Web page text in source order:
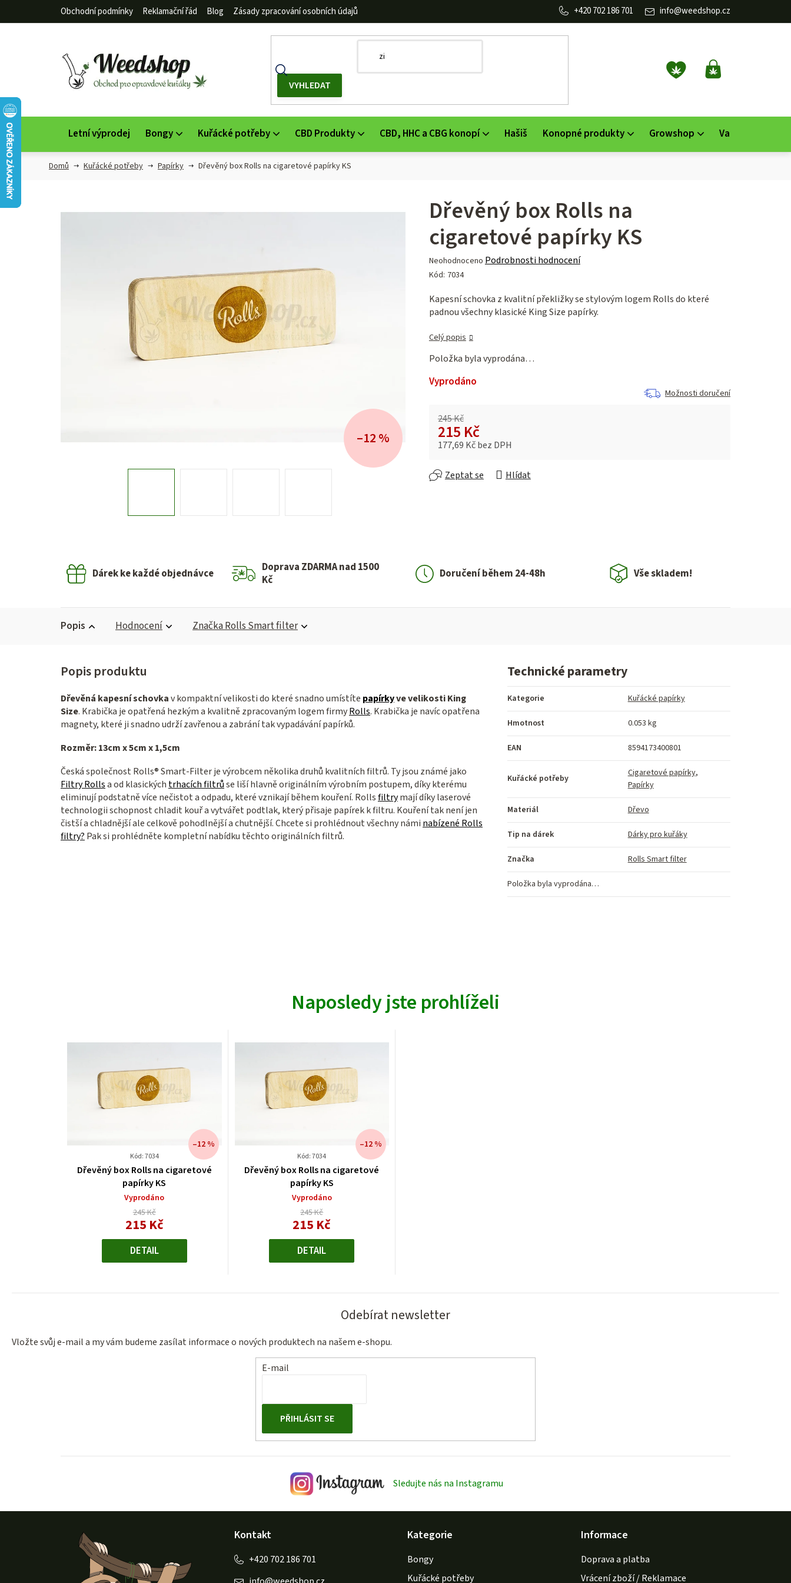
Obchodní podmínky Reklamační řád Blog Zásady zpracování osobních údajů info@weedshop.cz
702 186 701
NÁKUPNÍ
KOŠÍK
Letní výprodej Bongy Kuřácké potřeby CBD Produkty CBD, HHC a CBG konopí Hašiš Konopné produkty Growshop Vaporizéry
Domů Kuřácké potřeby Papírky Dřevěný box Rolls na cigaretové papírky KS
Dřevěný box Rolls na
cigaretové papírky KS
Průměrné
hodnocení
je
0,0
hvězdiček.
Neohodnoceno Podrobnosti hodnocení
Kód: 7034
Kapesní schovka z kvalitní překližky se stylovým logem Rolls do které
padnou všechny klasické King Size papírky.
Celý popis
Položka byla vyprodána…
Vyprodáno
Možnosti doručení
245 Kč
215 Kč
177,69 Kč bez DPH
Zeptat se
Hlídat
–12 %
Dárek ke každé objednávce
Doprava ZDARMA nad 1500
Kč
Doručení během 24-48h Vše skladem!
Popis Hodnocení ZnačkaRolls Smart filter
Dřevěná kapesní schovkav kompaktní velikosti do které snadno umístíte papírkyve velikosti King
Size. Krabička je opatřená hezkým a kvalitně zpracovaným logem firmyRolls. Krabička je navíc opatřena
magnety, které ji snadno udrží zavřenou a zabrání tak vypadávání papírků.
Rozměr: 13cm x 5cm x 1,5cm
Česká společnost Rolls® Smart-Filter je výrobcem několika druhů kvalitních filtrů. Ty jsou známé jako
Filtry Rollsa od klasických trhacích filtrůse liší hlavně originálním výrobním postupem, díky kterému
eliminují podstatně více nečistot a odpadu, které vznikají během kouření. Rollsfiltrymají díky laserové
technologii schopnost chladit kouř a vytvářet podtlak, který přisaje papírek k filtru. Kouření tak není jen
čistší a chladnější ale celkově pohodlnější a chutnější. Chcete si prohlédnout všechny námi nabízené Rolls
filtry? Pak si prohlédněte kompletní nabídku těchto originálních filtrů.
Technické parametry
Kategorie Kuřácké papírky
Hmotnost 0.053 kg
EAN 8594173400801
Kuřácké potřeby Cigaretové papírky,
Papírky
Materiál Dřevo
Tip na dárek Dárky pro kuřáky
Značka Rolls Smart filter
Položka byla vyprodána…
Naposledy jste prohlíželi
Kód: 7034
Dřevěný box Rolls na cigaretové
papírky KS
Vyprodáno
245 Kč
–12 %
215 KčMěrná
DETAIL
Kód: 7034
Dřevěný box Rolls na cigaretové
papírky KS
Vyprodáno
245 Kč
–12 %
215 KčMěrná
DETAIL
Odebírat newsletter
Vložte svůj e-mail a my vám budeme zasílat informace o nových produktech na našem e-shopu.
E-mail
PŘIHLÁSIT SE
Sledujte nás na Instagramu
Kontakt
702 186 701
Kategorie
Bongy
Kuřácké potřeby
Informace
Doprava a platba
Vrácení zboží / Reklamace